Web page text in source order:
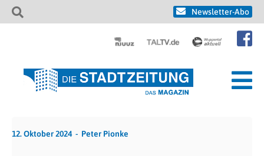
Newsletter-Abo
12. Oktober 2024 Peter Pionke